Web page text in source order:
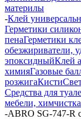
материлы
-Клей
Герметики
пенаГерметики
обезжириватели,
эпоксидныйКлей
химияГазовые
розжигаКисти
Средства для
мебели,
-ABRO SG-747-R